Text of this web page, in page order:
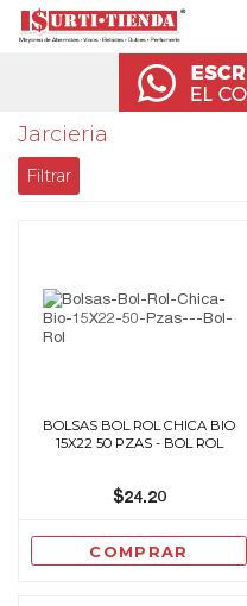
Jarcieria
Filtrar
BOLSAS BOL ROL CHICA BIO
15X22 50 PZAS - BOL ROL
$24.20
COMPRAR